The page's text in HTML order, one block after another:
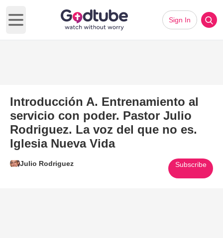
Open main menu
Sign In
Introducción A. Entrenamiento al
servicio con poder. Pastor Julio
Rodriguez. La voz del que no es.
Iglesia Nueva Vida
Julio Rodriguez Subscribe